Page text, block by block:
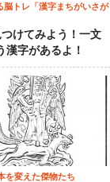
脳トレ「漢字まちがいさが
けてみよう！一文
漢字があるよ！
を変えた傑物たち